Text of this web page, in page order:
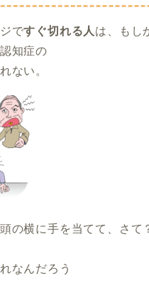
ですぐ切れる人 は、もし
知症の
ない。
の横に手を当てて、さ
なんだろう